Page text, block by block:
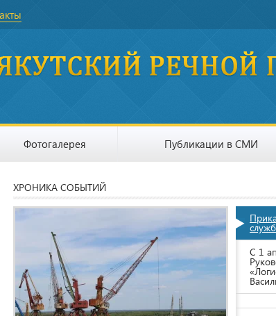
Фотогалерея Публикации в СМИ
ХРОНИКА СОБЫТИЙ
С 1